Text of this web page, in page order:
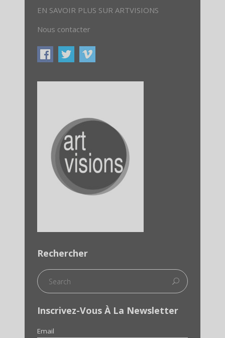
EN SAVOIR PLUS SUR ARTVISIONS
Nous contacter
Rechercher
Inscrivez-Vous À La Newsletter
Email